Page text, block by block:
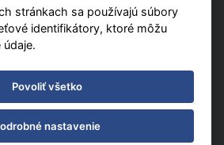
stránkach sa používajú súbory
identifikátory, ktoré môžu
Povoliť všetko
nastavenie